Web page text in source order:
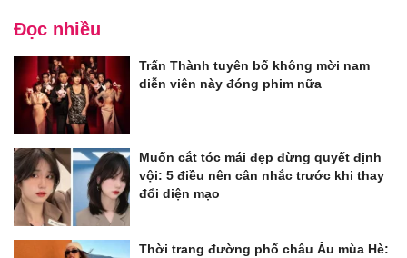
Đọc nhiều
Trấn Thành tuyên bố không mời nam
diễn viên này đóng phim nữa
Muốn cắt tóc mái đẹp đừng quyết định
vội: 5 điều nên cân nhắc trước khi thay
đổi diện mạo
Thời trang đường phố châu Âu mùa Hè: